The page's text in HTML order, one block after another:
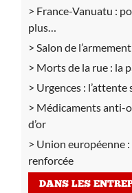
France-Vanuatu :
plus…
Salon de
Morts de la rue : la
Urgences : l’attente
Médicaments anti-
d’or
Union européenne :
renforcée
DANS LES